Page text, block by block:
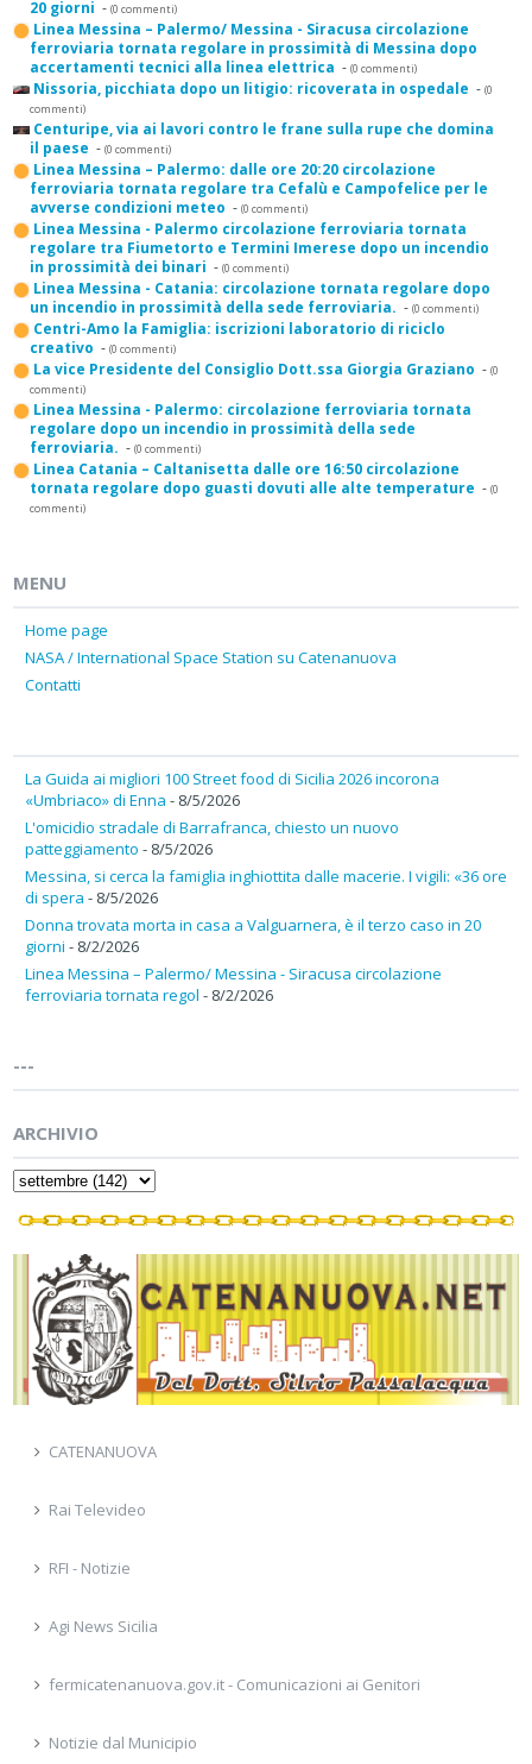
20 giorni - (0 commenti)
Linea Messina – Palermo/ Messina - Siracusa circolazione
ferroviaria tornata regolare in prossimità di Messina dopo
accertamenti tecnici alla linea elettrica - (0 commenti)
Nissoria, picchiata dopo un litigio: ricoverata in ospedale - (0
commenti)
Centuripe, via ai lavori contro le frane sulla rupe che domina
il paese - (0 commenti)
Linea Messina – Palermo: dalle ore 20:20 circolazione
ferroviaria tornata regolare tra Cefalù e Campofelice per le
avverse condizioni meteo - (0 commenti)
Linea Messina - Palermo circolazione ferroviaria tornata
regolare tra Fiumetorto e Termini Imerese dopo un incendio
in prossimità dei binari - (0 commenti)
Linea Messina - Catania: circolazione tornata regolare dopo
un incendio in prossimità della sede ferroviaria. - (0 commenti)
Centri-Amo la Famiglia: iscrizioni laboratorio di riciclo
creativo - (0 commenti)
La vice Presidente del Consiglio Dott.ssa Giorgia Graziano - (0
commenti)
Linea Messina - Palermo: circolazione ferroviaria tornata
regolare dopo un incendio in prossimità della sede
ferroviaria. - (0 commenti)
Linea Catania – Caltanisetta dalle ore 16:50 circolazione
tornata regolare dopo guasti dovuti alle alte temperature - (0
commenti)
MENU
Home page
NASA / International Space Station su Catenanuova
Contatti
La Guida ai migliori 100 Street food di Sicilia 2026 incorona
«Umbriaco» di Enna - 8/5/2026
L'omicidio stradale di Barrafranca, chiesto un nuovo
patteggiamento - 8/5/2026
Messina, si cerca la famiglia inghiottita dalle macerie. I vigili: «36 ore
di spera - 8/5/2026
Donna trovata morta in casa a Valguarnera, è il terzo caso in 20
giorni - 8/2/2026
Linea Messina – Palermo/ Messina - Siracusa circolazione
ferroviaria tornata regol - 8/2/2026
---
ARCHIVIO
CATENANUOVA
Rai Televideo
RFI - Notizie
Agi News Sicilia
fermicatenanuova.gov.it - Comunicazioni ai Genitori
Notizie dal Municipio